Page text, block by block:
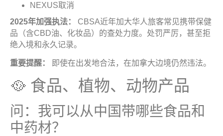
NEXUS取消
2025年加强执法：
CBSA近年加大华人旅客常见携带保健
品（含CBD油、化妆品）的查处力度。处罚严厉，甚至拒
绝入境和永久记录。
重要提醒： 即使在出发地合法，在加拿大边境仍然违法。
🥘 食品、植物、动物产品
问：我可以从中国带哪些食品和
中药材？